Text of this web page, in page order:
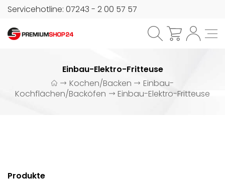
Servicehotline: 07243 - 2 00 57 57
Einbau-Elektro-Fritteuse
Kochen/Backen
Einbau-
Kochflächen/Backöfen
Einbau-Elektro-Fritteuse
Produkte